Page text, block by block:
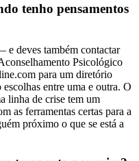
tenho pensamentos
e deves também contactar
Psicológico
para um diretório
entre uma e outra. O
linha de crise tem um
as ferramentas certas para a
próximo o que se está a